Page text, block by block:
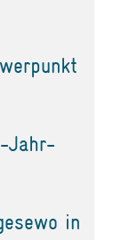
Jahr-
in